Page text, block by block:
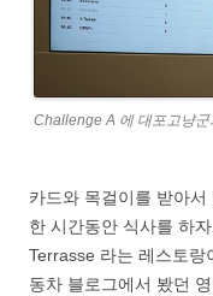
Challenge A 에 대포고냥
카드와 목걸이를 받아
한 시간동안 식사를 하
Terrasse 라는 레스토
동차 블로그에서 봤던